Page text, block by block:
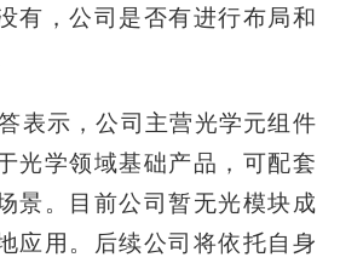
有，公司是否有进行布局和
表示，公司主营光学元组件
光学领域基础产品，可配套
景。目前公司暂无光模块成
应用。后续公司将依托自身